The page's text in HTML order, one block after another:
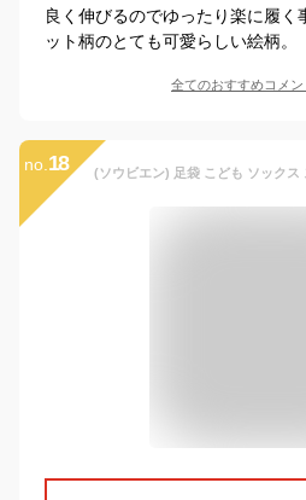
良く伸びるのでゆったり楽に履く
ット柄のとても可愛らしい絵柄。
全てのおすすめコメン
no. 18